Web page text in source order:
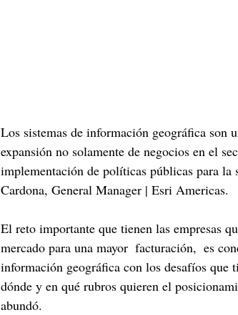
Los sistemas de información geográfica son
expansión no solamente de negocios en el
implementación de políticas públicas para la
Cardona, General Manager | Esri Americas.
El reto importante que tienen las empresas
mercado para una mayor  facturación,  es
información geográfica con los desafíos que
dónde y en qué rubros quieren el
abundó.